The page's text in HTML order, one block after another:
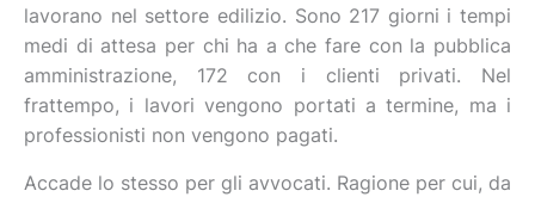
lavorano nel settore edilizio. Sono 217 giorni i tempi
medi di attesa per chi ha a che fare con la pubblica
amministrazione, 172 con i clienti privati. Nel
frattempo, i lavori vengono portati a termine, ma i
professionisti non vengono pagati.
Accade lo stesso per gli avvocati. Ragione per cui, da